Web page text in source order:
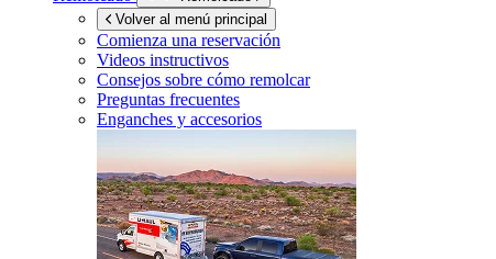
Volver al menú principal
Comienza una reservación
Videos instructivos
Consejos sobre cómo remolcar
Preguntas frecuentes
Enganches y accesorios